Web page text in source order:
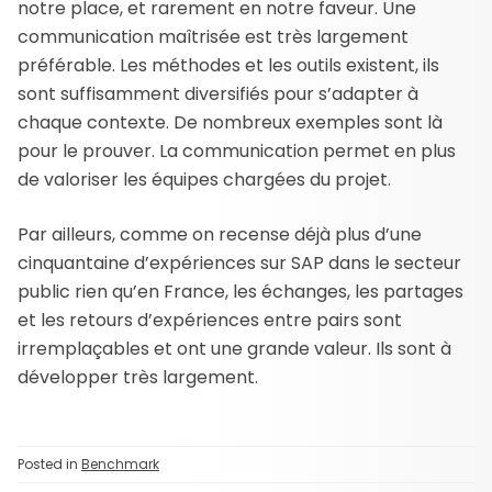
notre place, et rarement en notre faveur. Une
communication maîtrisée est très largement
préférable. Les méthodes et les outils existent, ils
sont suffisamment diversifiés pour s’adapter à
chaque contexte. De nombreux exemples sont là
pour le prouver. La communication permet en plus
de valoriser les équipes chargées du projet.
Par ailleurs, comme on recense déjà plus d’une
cinquantaine d’expériences sur SAP dans le secteur
public rien qu’en France, les échanges, les partages
et les retours d’expériences entre pairs sont
irremplaçables et ont une grande valeur. Ils sont à
développer très largement.
Posted in Benchmark